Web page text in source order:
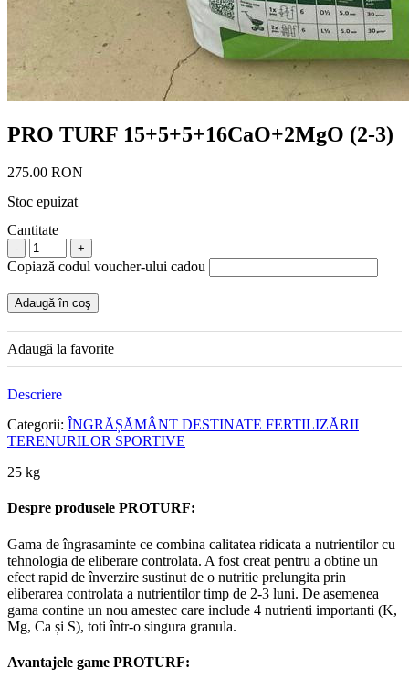
PRO TURF 15+5+5+16CaO+2MgO (2-3)
275.00 RON
Stoc epuizat
Cantitate
- +
Copiază codul voucher-ului cadou
Adaugă în coş
Adaugă la favorite
Descriere
Categorii: ÎNGRĂȘĂMÂNT DESTINATE FERTILIZĂRII
TERENURILOR SPORTIVE
25 kg
Despre produsele PROTURF:
Gama de îngrasaminte ce combina calitatea ridicata a nutrientilor cu
tehnologia de eliberare controlata. A fost creat pentru a obtine un
efect rapid de înverzire sustinut de o nutritie prelungita prin
eliberarea controlata a nutrientilor timp de 2-3 luni. De asemenea
gama contine un nou amestec care include 4 nutrienti importanti (K,
Mg, Ca și S), toti într-o singura granula.
Avantajele game PROTURF: